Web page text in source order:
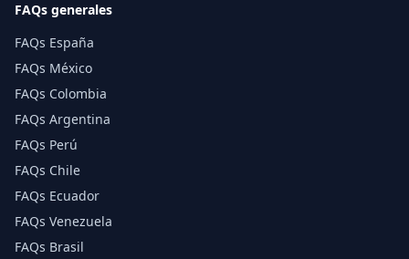
FAQs generales
FAQs España
FAQs México
FAQs Colombia
FAQs Argentina
FAQs Perú
FAQs Chile
FAQs Ecuador
FAQs Venezuela
FAQs Brasil